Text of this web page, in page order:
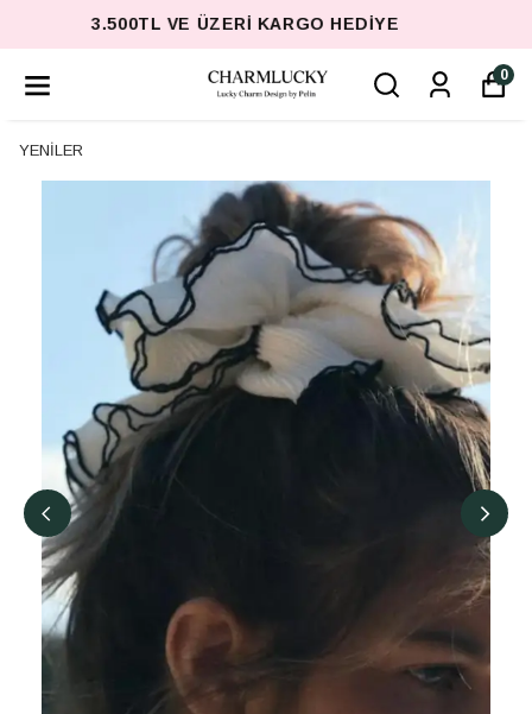
3.500TL VE ÜZERI KARGO HEDIYE
0
YENİLER